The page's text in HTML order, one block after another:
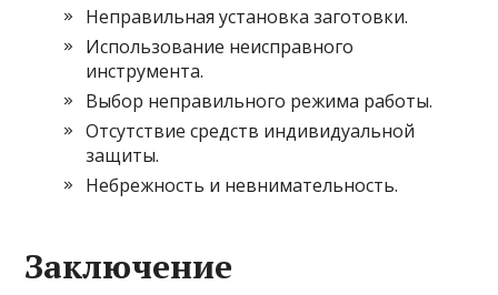
Неправильная установка заготовки.
Использование неисправного
инструмента.
Выбор неправильного режима работы.
Отсутствие средств индивидуальной
защиты.
Небрежность и невнимательность.
Заключение